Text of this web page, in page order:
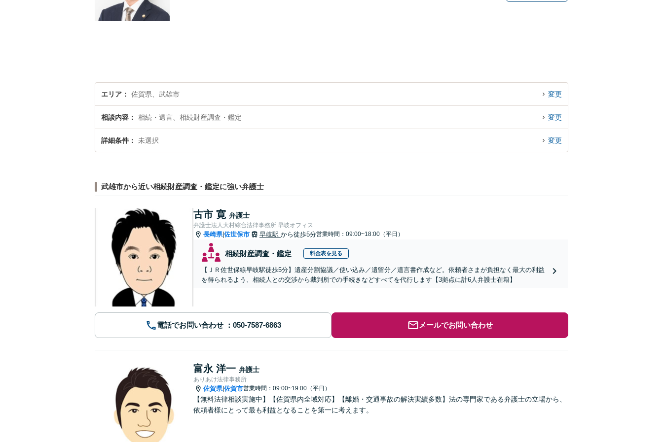
エリア 佐賀県、武雄市 変更
相談内容 相続・遺言、相続財産調査・鑑定 変更
詳細条件 未選択 変更
武雄市から近い相続財産調査・鑑定に強い弁護士
古市 寛 弁護士
弁護士法人大村綜合法律事務所 早岐オフィス
長崎県|佐世保市 早岐駅 から徒歩5分営業時間：09:00~18:00（平日）
相続財産調査・鑑定 料金表を見る
【ＪＲ佐世保線早岐駅徒歩5分】遺産分割協議／使い込み／遺留分／遺言書作成など。依頼者さまが負担なく最大の利益
を得られるよう、相続人との交渉から裁判所での手続きなどすべてを代行します【3拠点に計6人弁護士在籍】
電話でお問い合わせ メールでお問い合わせ
富永 洋一 弁護士
ありあけ法律事務所
佐賀県|佐賀市営業時間：09:00~19:00（平日）
【無料法律相談実施中】【佐賀県内全域対応】【離婚・交通事故の解決実績多数】法の専門家である弁護士の立場から、
依頼者様にとって最も利益となることを第一に考えます。